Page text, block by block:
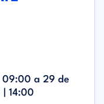
09:00 a 29 de
14:00